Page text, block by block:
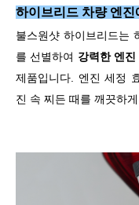
하이브리드 차량 엔진
불스원샷 하이브리드는
를 선별하여 강력한 엔
제품입니다. 엔진 세정
진 속 찌든 때를 깨끗하